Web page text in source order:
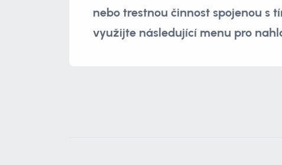
nebo trestnou činnost spojenou s
využijte následující menu pro